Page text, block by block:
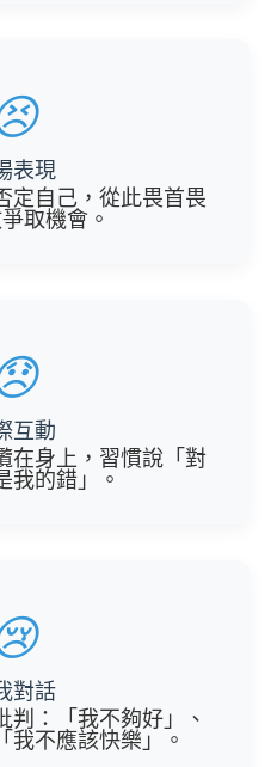
表現
定自己，從此畏首畏
取機會。
互動
在身上，習慣說「對
我的錯」。
對話
判：「我不夠好」、
我不應該快樂」。